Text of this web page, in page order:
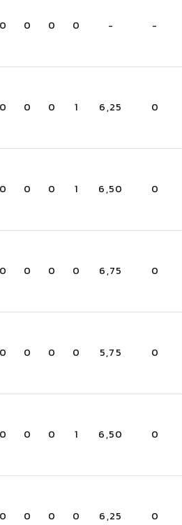
0 0 0 0 - -
0 0 0 1 6,25 0
0 0 0 1 6,50 0
0 0 0 0 6,75 0
0 0 0 0 5,75 0
0 0 0 1 6,50 0
0 0 0 0 6,25 0